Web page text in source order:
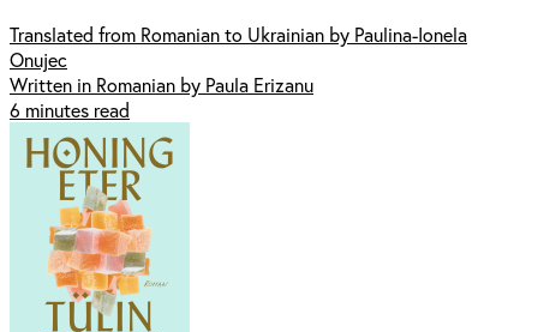
Translated from Romanian to Ukrainian by Paulina-Ionela
Onujec
Written in Romanian by Paula Erizanu
6 minutes read